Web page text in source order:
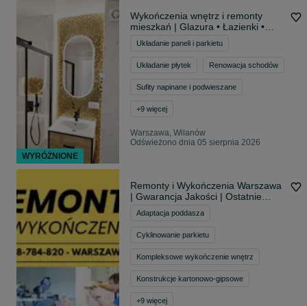
Wykończenia wnętrz i remonty
mieszkań | Glazura • Łazienki •
Warszawa i okolice
Układanie paneli i parkietu
Układanie płytek Renowacja schodów
Sufity napinane i podwieszane
+9 więcej
Warszawa, Wilanów
Odświeżono dnia 05 sierpnia 2026
Remonty i Wykończenia Warszawa
| Gwarancja Jakości | Ostatnie
Terminy
Adaptacja poddasza
Cyklinowanie parkietu
Kompleksowe wykończenie wnętrz
Konstrukcje kartonowo-gipsowe
+9 więcej
WYRÓŻNIONE